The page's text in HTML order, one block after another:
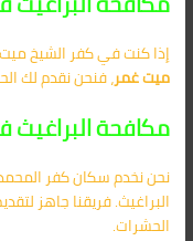
إذا كنت في كفر الشيخ
ميت غمر، فنحن نقدم لك
مكافحة
نحن نخدم سكان كفر
البراغيث. فريقنا جاهز
الحشرات.